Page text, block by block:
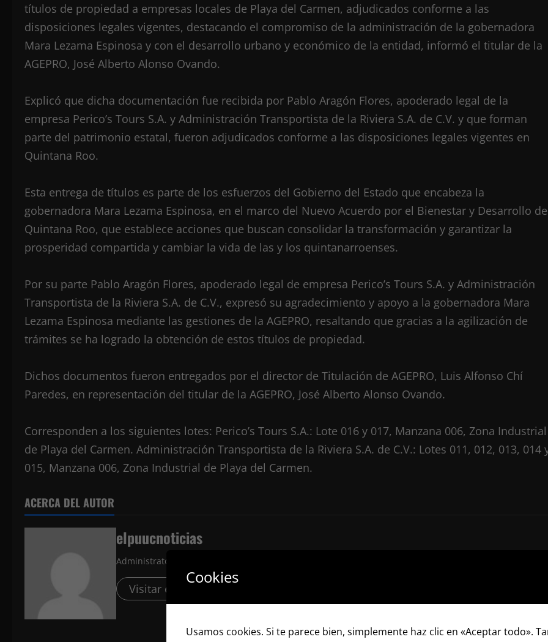
títulos de propiedad a empresas locales de Playa del Carmen, adjudicados conforme a las
disposiciones legales vigentes, destacando el compromiso de la administración de la gobernadora
Mara Lezama Espinosa y con el desarrollo urbano y económico de la entidad, informó el titular de la
AGEPRO, José Alberto Alonso Ovando.
Explicó que dicha documentación fue recibida por Pablo Aragón Flores, apoderado legal de la
empresa Perico’s Tours S.A. y Administración Transportista de la Riviera S.A. de C.V. y que forman
parte del patrimonio estatal, fueron adjudicados conforme a las disposiciones legales vigentes en
Quintana Roo.
Esta entrega de títulos es parte de los esfuerzos del Gobierno del Estado que encabeza la
gobernadora Mara Lezama Espinosa, en el marco del Nuevo Acuerdo por el Bienestar y Desarrollo de
Quintana Roo, que establece acciones que buscan consolidar la transformación y garantizar la
prosperidad compartida y cambiar la vida de las y los quintanarroenses.
Por su parte Pablo Aragón Flores, apoderado legal de empresa Perico’s Tours S.A. y Administración
Transportista de la Riviera S.A. de C.V., expresó su agradecimiento y apoyo a la gobernadora Mara
Lezama Espinosa mediante las gestiones de la AGEPRO, resaltando que gracias a la agilización de
trámites se ha logrado la obtención de estos títulos de propiedad.
Dichos documentos fueron entregados por el director de Titulación de AGEPRO, Luis Alfonso Chí
Paredes, en representación del titular de la AGEPRO, José Alberto Alonso Ovando.
Corresponden a los siguientes lotes: Perico’s Tours S.A.: Lote 016 y 017, Manzana 006, Zona Industrial
de Playa del Carmen. Administración Transportista de la Riviera S.A. de C.V.: Lotes 011, 012, 013, 014
015, Manzana 006, Zona Industrial de Playa del Carmen.
ACERCA DEL AUTOR
elpuucnoticias
Administrator
Visitar el sitio web
Cookies
Usamos cookies. Si te parece bien, simplemente haz clic en «Aceptar todo».